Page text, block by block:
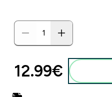
12.99€‎